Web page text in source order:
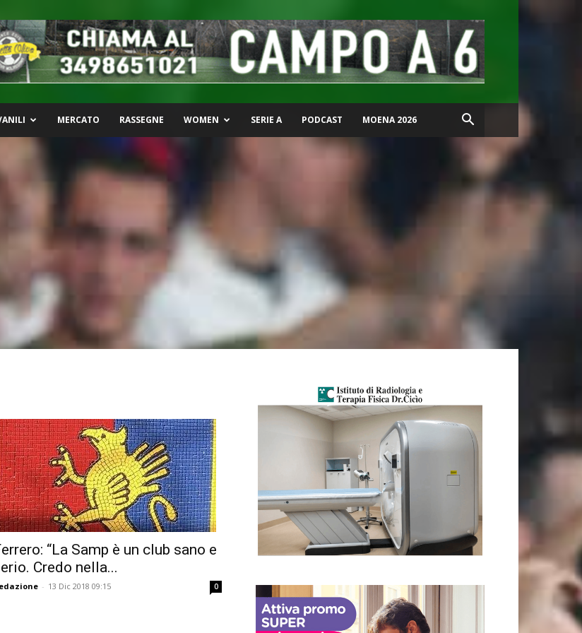
MERCATO RASSEGNE WOMEN SERIE A PODCAST MOENA 2026
“La Samp è un club sano e
Credo nella...
- 13 Dic 2018 09:15 0